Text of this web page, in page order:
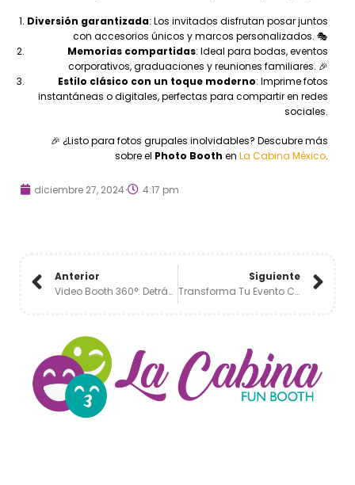
Diversión garantizada: Los invitados disfrutan posar juntos
con accesorios únicos y marcos personalizados. 🎭
Memorias compartidas: Ideal para bodas, eventos
corporativos, graduaciones y reuniones familiares. 🎉
Estilo clásico con un toque moderno: Imprime fotos
instantáneas o digitales, perfectas para compartir en redes
sociales.
🎉 ¿Listo para fotos grupales inolvidables? Descubre más
sobre el Photo Booth en La Cabina México.
diciembre 27, 2024 4:17 pm
Anterior
Video Booth 360°: Detrás De La Magia 🎥🌟​
Siguiente
Transforma Tu Evento Con La Magia De Paparazzi Premium 🎩